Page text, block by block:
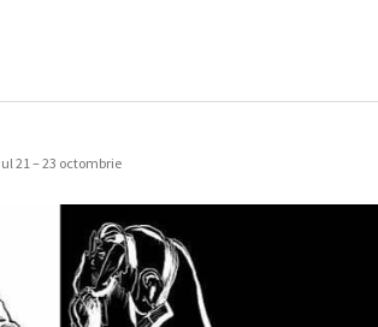
21 – 23 octombrie